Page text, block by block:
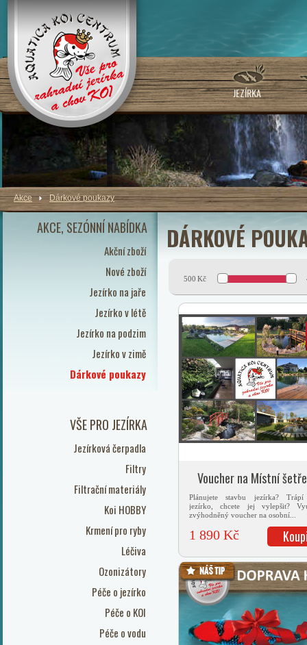
JEZÍRKA
AKCE, SEZÓNNÍ NABÍDKA
Akční zboží
Nové zboží
Jezírko na jaře
Jezírko v létě
Jezírko na podzim
Jezírko v zimě
Dárkové poukazy
VŠE PRO JEZÍRKA
Jezírková čerpadla
Filtry
Filtrační materiály
Koi HOBBY
Krmení pro ryby
Léčiva
Ozonizátory
Péče o jezírko
Péče o KOI
Péče o vodu
DÁRKOVÉ
Akce Dárkové poukazy
500 Kč
Voucher na Místní
Plánujete stavbu jezírka?
jezírko, chcete jej vylepšit?
zvýhodněný voucher na osobní...
1 890 Kč